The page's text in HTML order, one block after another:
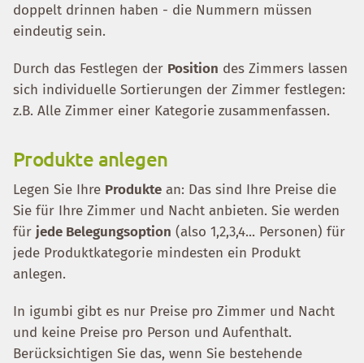
doppelt drinnen haben - die Nummern müssen
eindeutig sein.
Durch das Festlegen der Position des Zimmers lassen
sich individuelle Sortierungen der Zimmer festlegen:
z.B. Alle Zimmer einer Kategorie zusammenfassen.
Produkte anlegen
Legen Sie Ihre Produkte an: Das sind Ihre Preise die
Sie für Ihre Zimmer und Nacht anbieten. Sie werden
für jede Belegungsoption (also 1,2,3,4... Personen) für
jede Produktkategorie mindesten ein Produkt
anlegen.
In igumbi gibt es nur Preise pro Zimmer und Nacht
und keine Preise pro Person und Aufenthalt.
Berücksichtigen Sie das, wenn Sie bestehende